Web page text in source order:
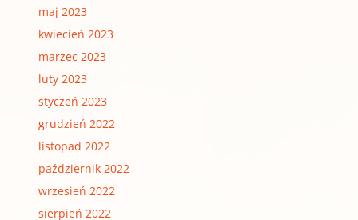
maj 2023
kwiecień 2023
marzec 2023
luty 2023
styczeń 2023
grudzień 2022
listopad 2022
październik 2022
wrzesień 2022
sierpień 2022